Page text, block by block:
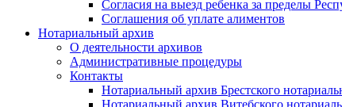
Согласия на выезд ребенка за пределы
Соглашения об уплате алиментов
Нотариальный архив
О деятельности архивов
Административные процедуры
Контакты
Нотариальный архив Брестского
Нотариальный архив Витебского